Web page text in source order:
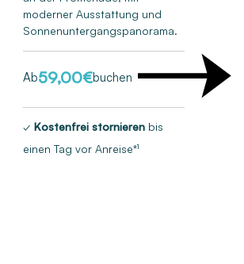
moderner Ausstattung und
Sonnenuntergangspanorama.
Ab59,00€buchen
✓ Kostenfrei stornierenbis
einen Tag vor Anreise*¹